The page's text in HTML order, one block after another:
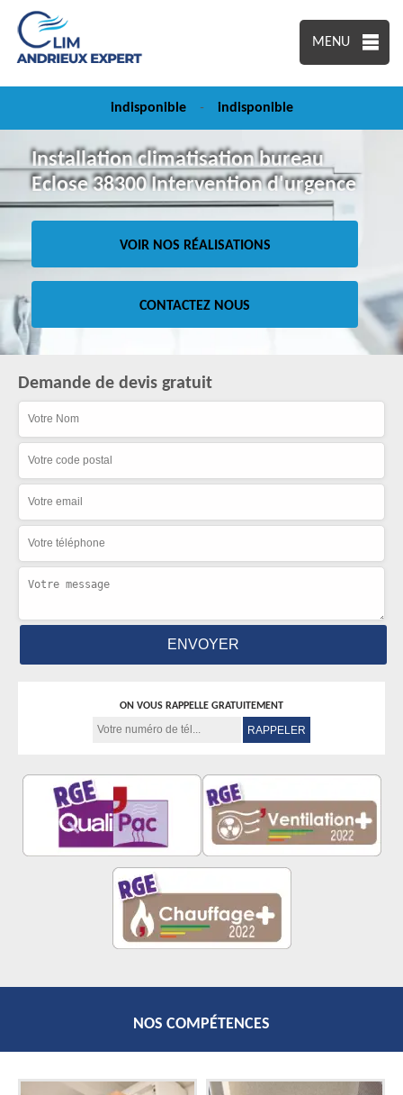
MENU
indisponible - indisponible
Installation climatisation bureau
Eclose 38300 Intervention d'urgence
VOIR NOS RÉALISATIONS
CONTACTEZ NOUS
Demande de devis gratuit
ON VOUS RAPPELLE GRATUITEMENT
NOS COMPÉTENCES